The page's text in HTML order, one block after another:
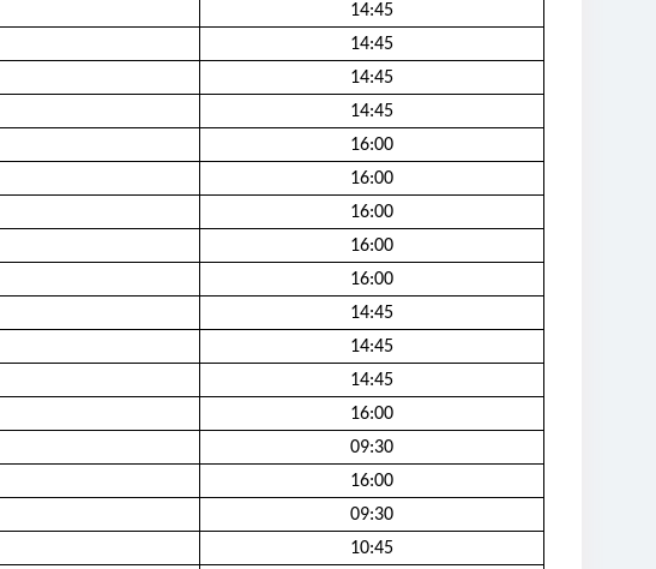
14:45
14:45
14:45
14:45
16:00
16:00
16:00
16:00
16:00
14:45
14:45
14:45
16:00
09:30
16:00
09:30
10:45